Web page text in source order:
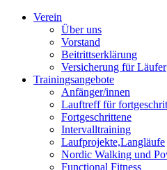
Verein
Über uns
Vorstand
Beitrittserklärung
Versicherung für Läufer
Trainingsangebote
Anfänger/innen
Lauftreff für
Fortgeschrittene
Intervalltraining
Laufprojekte,Langläufe
Nordic Walking und
Functional Fitness